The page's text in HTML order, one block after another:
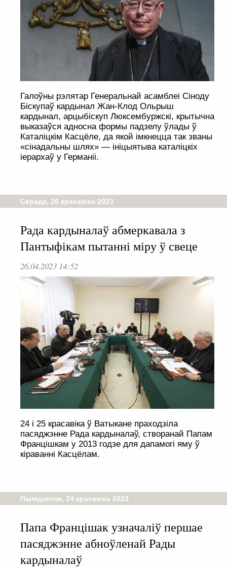
Галоўны рэлятар Генеральнай асамблеі Сіноду
Біскупаў кардынал Жан-Клод Ольрыш
кардынал, арцыбіскуп Люксембуржскі, крытычна
выказаўся адносна формы падзелу ўлады ў
Каталіцкім Касцёле, да якой імкнецца так званы
«сінадальны шлях» — ініцыятыва каталіцкіх
іерархаў у Германіі.
Серада, 26 красавіка 2023
Рада кардыналаў абмеркавала з
Пантыфікам пытанні міру ў свеце
26.04.2023 14:52
24 і 25 красавіка ў Ватыкане праходзіла
пасяджэнне Рада кардыналаў, створанай Папам
Францішкам у 2013 годзе для дапамогі яму ў
кіраванні Касцёлам.
Панядзелак, 24 красавіка 2023
Папа Францішак узначаліў першае
пасяджэнне абноўленай Рады
кардыналаў